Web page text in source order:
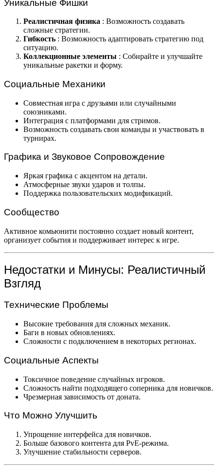
Уникальные Фишки
Реалистичная физика : Возможность создавать
сложные стратегии.
Гибкость : Возможность адаптировать стратегию под
ситуацию.
Коллекционные элементы : Собирайте и улучшайте
уникальные ракетки и форму.
Социальные Механики
Совместная игра с друзьями или случайными
союзниками.
Интеграция с платформами для стримов.
Возможность создавать свои команды и участвовать в
турнирах.
Графика и Звуковое Сопровождение
Яркая графика с акцентом на детали.
Атмосферные звуки ударов и толпы.
Поддержка пользовательских модификаций.
Сообщество
Активное комьюнити постоянно создает новый контент,
организует события и поддерживает интерес к игре.
Недостатки и Минусы: Реалистичный
Взгляд
Технические Проблемы
Высокие требования для сложных механик.
Баги в новых обновлениях.
Сложности с подключением в некоторых регионах.
Социальные Аспекты
Токсичное поведение случайных игроков.
Сложность найти подходящего соперника для новичков.
Чрезмерная зависимость от доната.
Что Можно Улучшить
Упрощение интерфейса для новичков.
Больше базового контента для PvE-режима.
Улучшение стабильности серверов.